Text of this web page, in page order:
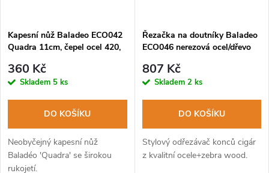
Kapesní nůž Baladeo ECO042
Quadra 11cm, čepel ocel 420,
360 Kč
Skladem 5 ks
DO KOŠÍKU
Neobyčejný kapesní nůž
Baladéo 'Quadra' se širokou
rukojetí.
Řezačka na doutníky Baladeo
ECO046 nerezová ocel/dřevo
807 Kč
Skladem 2 ks
DO KOŠÍKU
Stylový odřezávač konců cigár
z kvalitní ocele+zebra wood.